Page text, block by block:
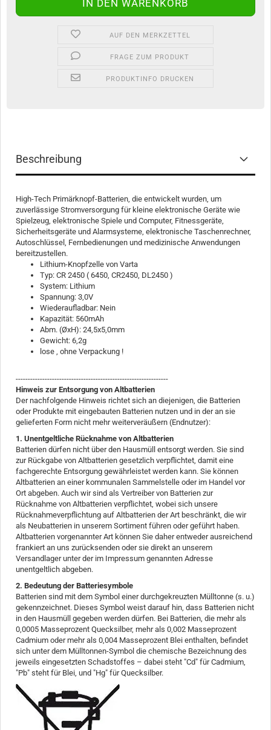
AUF DEN MERKZETTEL
FRAGE ZUM PRODUKT
PRODUKTINFO DRUCKEN
Beschreibung
High-Tech Primärknopf-Batterien, die entwickelt wurden, um
zuverlässige Stromversorgung für kleine elektronische Geräte wie
Spielzeug, elektronische Spiele und Computer, Fitnessgeräte,
Sicherheitsgeräte und Alarmsysteme, elektronische Taschenrechner,
Autoschlüssel, Fernbedienungen und medizinische Anwendungen
bereitzustellen.
Lithium-Knopfzelle von Varta
Typ: CR 2450 ( 6450, CR2450, DL2450 )
System: Lithium
Spannung: 3,0V
Wiederaufladbar: Nein
Kapazität: 560mAh
Abm. (ØxH): 24,5x5,0mm
Gewicht: 6,2g
lose , ohne Verpackung !
---------------------------------------------------------------
Hinweis zur Entsorgung von Altbatterien
Der nachfolgende Hinweis richtet sich an diejenigen, die Batterien
oder Produkte mit eingebauten Batterien nutzen und in der an sie
gelieferten Form nicht mehr weiterveräußern (Endnutzer):
1. Unentgeltliche Rücknahme von Altbatterien
Batterien dürfen nicht über den Hausmüll entsorgt werden. Sie sind
zur Rückgabe von Altbatterien gesetzlich verpflichtet, damit eine
fachgerechte Entsorgung gewährleistet werden kann. Sie können
Altbatterien an einer kommunalen Sammelstelle oder im Handel vor
Ort abgeben. Auch wir sind als Vertreiber von Batterien zur
Rücknahme von Altbatterien verpflichtet, wobei sich unsere
Rücknahmeverpflichtung auf Altbatterien der Art beschränkt, die wir
als Neubatterien in unserem Sortiment führen oder geführt haben.
Altbatterien vorgenannter Art können Sie daher entweder ausreichend
frankiert an uns zurücksenden oder sie direkt an unserem
Versandlager unter der im Impressum genannten Adresse
unentgeltlich abgeben.
2. Bedeutung der Batteriesymbole
Batterien sind mit dem Symbol einer durchgekreuzten Mülltonne (s. u.)
gekennzeichnet. Dieses Symbol weist darauf hin, dass Batterien nicht
in den Hausmüll gegeben werden dürfen. Bei Batterien, die mehr als
0,0005 Masseprozent Quecksilber, mehr als 0,002 Masseprozent
Cadmium oder mehr als 0,004 Masseprozent Blei enthalten, befindet
sich unter dem Mülltonnen-Symbol die chemische Bezeichnung des
jeweils eingesetzten Schadstoffes – dabei steht "Cd" für Cadmium,
"Pb" steht für Blei, und "Hg" für Quecksilber.